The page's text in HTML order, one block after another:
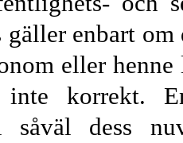
gäller enbart
eller
inte korrekt.
i såväl dess